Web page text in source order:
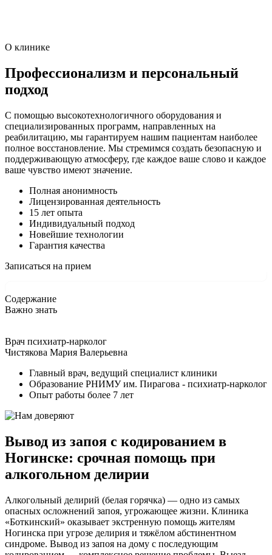
О клинике
Профессионализм и персональный
подход
С помощью высокотехнологичного оборудования и
специализированных программ, направленных на
реабилитацию, мы гарантируем нашим пациентам наиболее
полное восстановление. Мы стремимся создать безопасную и
поддерживающую атмосферу, где каждое ваше слово и каждое
ваше чувство имеют значение.
Полная анонимность
Лицензированная деятельность
15 лет опыта
Индивидуальный подход
Новейшие технологии
Гарантия качества
Записаться на прием
Содержание
Важно знать
Врач психиатр-нарколог
Чистякова Мария Валерьевна
Главный врач, ведущий специалист клиники
Образование РНИМУ им. Пирагова - психиатр-нарколог
Опыт работы более 7 лет
Вывод из запоя с кодированием в
Ногинске: срочная помощь при
алкогольном делирии
Алкогольный делирий (белая горячка) — одно из самых
опасных осложнений запоя, угрожающее жизни. Клиника
«Боткинский» оказывает экстренную помощь жителям
Ногинска при угрозе делирия и тяжёлом абстинентном
синдроме. Вывод из запоя на дому с последующим